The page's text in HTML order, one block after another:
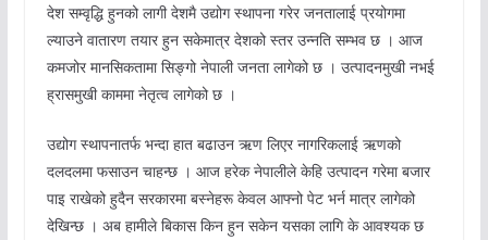
देश सम्वृद्धि हुनको लागी देशमै उद्योग स्थापना गरेर जनतालाई प्रयोगमा
ल्याउने वातारण तयार हुन सकेमात्र देशको स्तर उन्नति सम्भव छ । आज
कमजोर मानसिकतामा सिङ्गो नेपाली जनता लागेको छ । उत्पादनमुखी नभई
ह्रासमुखी काममा नेतृत्व लागेको छ ।
उद्योग स्थापनातर्फ भन्दा हात बढाउन ऋण लिएर नागरिकलाई ऋणको
दलदलमा फसाउन चाहन्छ । आज हरेक नेपालीले केहि उत्पादन गरेमा बजार
पाइ राखेको हुदैन सरकारमा बस्नेहरू केवल आफ्नो पेट भर्न मात्र लागेको
देखिन्छ । अब हामीले बिकास किन हुन सकेन यसका लागि के आवश्यक छ